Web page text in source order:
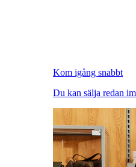
Kom igång snabbt
Du kan sälja redan